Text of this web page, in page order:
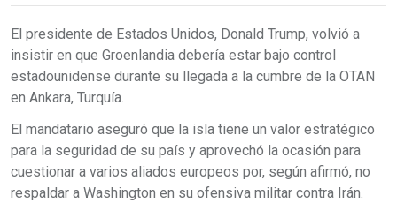
El presidente de Estados Unidos, Donald Trump, volvió a
insistir en que Groenlandia debería estar bajo control
estadounidense durante su llegada a la cumbre de la OTAN
en Ankara, Turquía.
El mandatario aseguró que la isla tiene un valor estratégico
para la seguridad de su país y aprovechó la ocasión para
cuestionar a varios aliados europeos por, según afirmó, no
respaldar a Washington en su ofensiva militar contra Irán.